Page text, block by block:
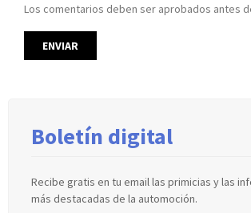
Los comentarios deben ser aprobados antes
Boletín digital
Recibe gratis en tu email las primicias y las
más destacadas de la automoción.